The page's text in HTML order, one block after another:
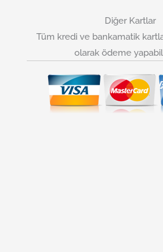
Diğer Kartlar
Tüm kredi ve bankamatik
olarak ödeme